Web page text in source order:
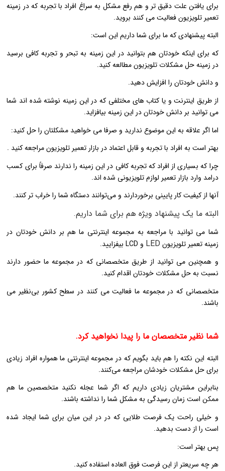
برای یافتن علت دقیق تر و هم رفع مشکل به سراغ افراد با تجربه که در زمینه
تعمیر تلویزیون فعالیت می کنند بروید.
البته پیشنهادی که ما برای شما داریم این است:
که برای اینکه خودتان هم بتوانید در این زمینه به تبحر و تجربه کافی برسید
در زمینه حل مشکلات تلویزیون مطالعه کنید.
و دانش خودتان را افزایش دهید.
از طریق اینترنت و یا کتاب های مختلفی که در این زمینه نوشته شده اند شما
می توانید بر دانش خودتان در این زمینه بیافزاید.
اما اگر علاقه به این موضوع ندارید و صرفا می خواهید مشکلتان را حل کنید:
بهتر است به افراد با تجربه و قابل اعتماد در بازار تعمیر تلویزیون مراجعه کنید .
چرا که بسیاری از افراد که تجربه کافی در این زمینه را ندارند صرفاً برای کسب
درامد وارد بازار تعمیر لوازم تلویزیونی شده اند.
آنها از کیفیت کار پایینی برخوردارند و می‌توانند دستگاه شما را خراب تر کنند.
البته ما یک پیشنهاد ویژه هم برای شما داریم.
شما می توانید با مراجعه به مجموعه اینترنتی ما هم بر دانش خودتان در
زمینه تعمیر تلویزیون LED و LCD بیفزایید.
و همچنین می توانید از طریق متخصصانی که در مجموعه ما حضور دارند
نسبت به حل مشکلات خودتان اقدام کنید.
متخصصانی که در مجموعه ما فعالیت می کنند در سطح کشور بی‌نظیر می
باشند.
شما نظیر متخصصان ما را پیدا نخواهید کرد.
البته این نکته را هم باید بگویم که در مجموعه اینترنتی ما همواره افراد زیادی
برای حل مشکلات خودشان مراجعه می‌کنند.
بنابراین مشتریان زیادی داریم که اگر شما عجله نکنید متخصصین ما هم
ممکن است زمان رسیدگی به مشکل شما را نداشته باشند.
و خیلی راحت یک فرصت طلایی که در در این میان برای شما ایجاد شده
است را از دست بدهید.
پس بهتر است:
هر چه سریعتر از این فرصت فوق العاده استفاده کنید.